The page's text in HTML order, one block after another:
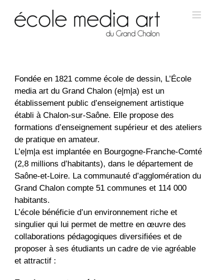
Fondée en 1821 comme école de dessin, L’École
media art du Grand Chalon (e|m|a) est un
établissement public d’enseignement artistique
établi à Chalon-sur-Saône. Elle propose des
formations d’enseignement supérieur et des ateliers
de pratique en amateur.
L’e|m|a est implantée en Bourgogne-Franche-Comté
(2,8 millions d’habitants), dans le département de
Saône-et-Loire. La communauté d’agglomération du
Grand Chalon compte 51 communes et 114 000
habitants.
L’école bénéficie d’un environnement riche et
singulier qui lui permet de mettre en œuvre des
collaborations pédagogiques diversifiées et de
proposer à ses étudiants un cadre de vie agréable
et attractif :